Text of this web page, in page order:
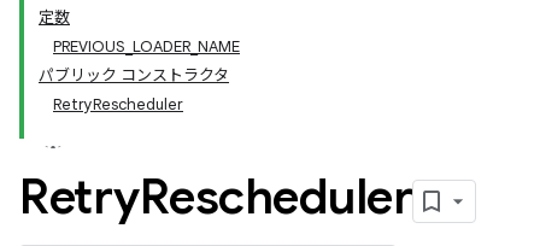
定数
PREVIOUS_LOADER_NAME
パブリック コンストラクタ
RetryRescheduler
RetryRescheduler